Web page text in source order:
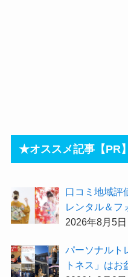
★オススメ記事【PR】
⼝コミ地域評
レンタル＆フ
ス」がお得な
2026年8月5日
パーソナルト
トネス」は